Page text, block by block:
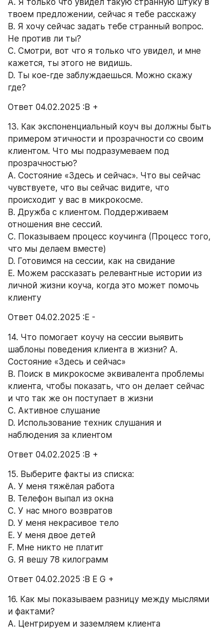
твоем предложении, сейчас я тебе расскажу
B. Я хочу сейчас задать тебе странный вопрос.
Не против ли ты?
С. Смотри, вот что я только что увидел, и мне
кажется, ты этого не видишь.
D. Ты кое-где заблуждаешься. Можно скажу
где?
Ответ 04.02.2025 :В +
13. Как экспоненциальный коуч вы должны быть
примером этичности и прозрачности со своим
клиентом. Что мы подразумеваем под
прозрачностью?
А. Состояние «Здесь и сейчас». Что вы сейчас
чувствуете, что вы сейчас видите, что
происходит у вас в микрокосме.
B. Дружба с клиентом. Поддерживаем
отношения вне сессий.
C. Показываем процесс коучинга (Процесс того,
что мы делаем вместе)
D. Готовимся на сессии, как на свидание
E. Можем рассказать релевантные истории из
личной жизни коуча, когда это может помочь
клиенту
Ответ 04.02.2025 :Е -
14. Что помогает коучу на сессии выявить
шаблоны поведения клиента в жизни? A.
Состояние «Здесь и сейчас»
B. Поиск в микрокосме эквивалента проблемы
клиента, чтобы показать, что он делает сейчас
и что так же он поступает в жизни
C. Активное слушание
D. Использование техник слушания и
наблюдения за клиентом
Ответ 04.02.2025 :В +
15. Выберите факты из списка:
А. У меня тяжёлая работа
B. Телефон выпал из окна
C. У нас много возвратов
D. У меня некрасивое тело
E. У меня двое детей
F. Мне никто не платит
G. Я вешу 78 килограмм
Ответ 04.02.2025 :В Е G +
16. Как мы показываем разницу между мыслями
и фактами?
A. Центрируем и заземляем клиента